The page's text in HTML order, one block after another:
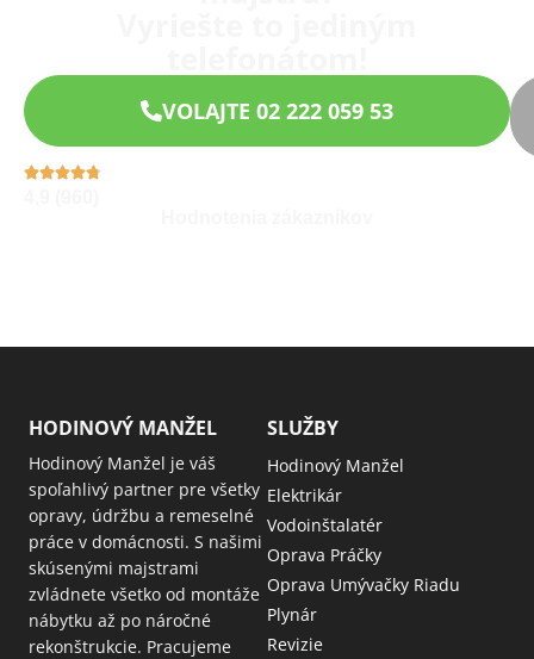
VOLAJTE 02 222 059 53
HODINOVÝ MANŽEL
Hodinový Manžel je váš
spoľahlivý partner pre všetky
opravy, údržbu a remeselné
práce v domácnosti. S našimi
skúsenými majstrami
zvládnete všetko od montáže
nábytku až po náročné
rekonštrukcie. Pracujeme
SLUŽBY
Hodinový Manžel
Elektrikár
Vodoinštalatér
Oprava Práčky
Oprava Umývačky Riadu
Plynár
Revizie